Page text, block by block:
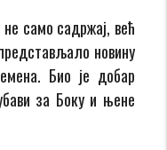
само садржај, већ
новину
Био је добар
за Боку и њене